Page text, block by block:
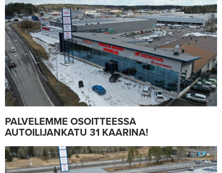
PALVELEMME OSOITTEESSA
AUTOILIJANKATU 31 KAARINA!